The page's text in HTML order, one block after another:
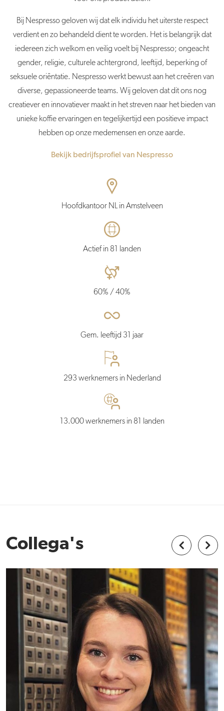
Bij Nespresso geloven wij dat elk individu het uiterste respect
verdient en zo behandeld dient te worden. Het is belangrijk dat
iedereen zich welkom en veilig voelt bij Nespresso; ongeacht
gender, religie, culturele achtergrond, leeftijd, beperking of
seksuele oriëntatie. Nespresso werkt bewust aan het creëren van
diverse, gepassioneerde teams. Wij geloven dat dit ons nog
creatiever en innovatiever maakt in het streven naar het bieden van
unieke koffie ervaringen en tegelijkertijd een positieve impact
hebben op onze medemensen en onze aarde.
Bekijk bedrijfsprofiel van Nespresso
Hoofdkantoor NL in Amstelveen
Actief in 81 landen
60% / 40%
Gem. leeftijd 31 jaar
293 werknemers in Nederland
13.000 werknemers in 81 landen
Collega's